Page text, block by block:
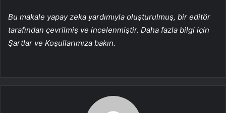
Bu makale yapay zeka yardımıyla oluşturulmuş, bir editör
tarafından çevrilmiş ve incelenmiştir. Daha fazla bilgi için
Şartlar ve Koşullarımıza bakın.